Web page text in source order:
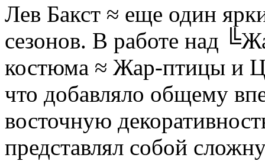
Лев Бакст ≈ еще один
сезонов. В работе над
костюма ≈ Жар-птицы и
что добавляло общему
восточную
представлял собой